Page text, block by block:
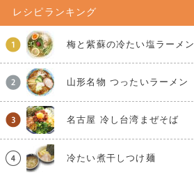
レシピランキング
梅と紫蘇の冷たい塩ラーメン
山形名物 つったいラーメン
名古屋 冷し台湾まぜそば
冷たい煮干しつけ麺